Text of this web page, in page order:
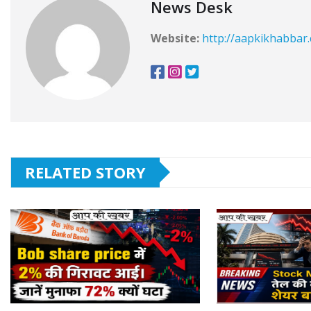
News Desk
Website: http://
RELATED STORY